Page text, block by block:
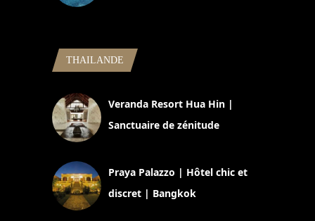
THAILANDE
Veranda Resort Hua Hin |
Sanctuaire de zénitude
Praya Palazzo | Hôtel chic et
discret | Bangkok